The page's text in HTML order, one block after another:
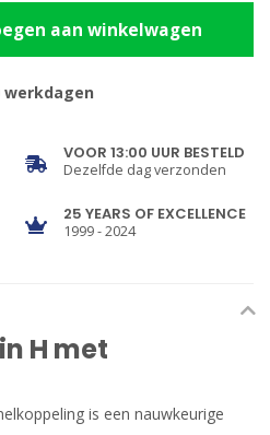
aan winkelwagen
werkdagen
VOOR 13:00 UUR BESTELD
Dezelfde dag verzonden
25 YEARS OF EXCELLENCE
1999 - 2024
H met
is een nauwkeurige